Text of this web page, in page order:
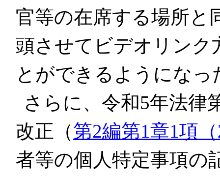
官等の在席する場所と
頭させてビデオリンク
とができるようになっ
さらに、令和5年法律
改正（第2編第1章1項
者等の個人特定事項の